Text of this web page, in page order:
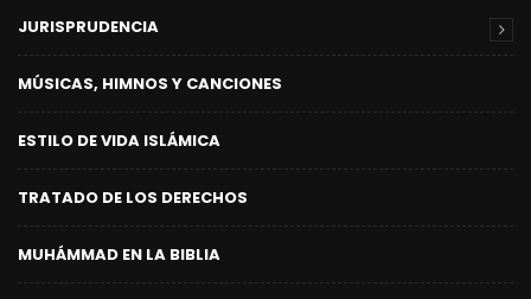
JURISPRUDENCIA
MÚSICAS, HIMNOS Y CANCIONES
ESTILO DE VIDA ISLÁMICA
TRATADO DE LOS DERECHOS
MUHÁMMAD EN LA BIBLIA